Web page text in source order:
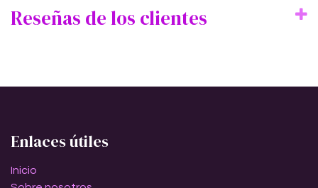
Reseñas de los clientes
Enlaces útiles
Inicio